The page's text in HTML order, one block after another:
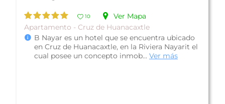
16
Ver Mapa
Familiar - Bucerías
Plan Solo Hospedaje
Hotel Vista Vallarta All Suites On The Beach